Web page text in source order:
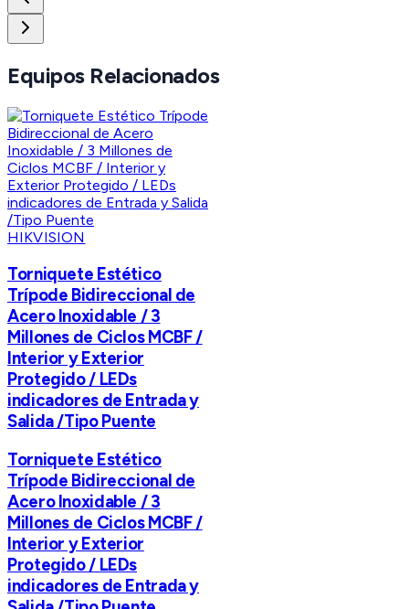
Equipos Relacionados
HIKVISION
Torniquete Estético
Trípode Bidireccional de
Acero Inoxidable / 3
Millones de Ciclos MCBF /
Interior y Exterior
Protegido / LEDs
indicadores de Entrada y
Salida /Tipo Puente
Torniquete Estético
Trípode Bidireccional de
Acero Inoxidable / 3
Millones de Ciclos MCBF /
Interior y Exterior
Protegido / LEDs
indicadores de Entrada y